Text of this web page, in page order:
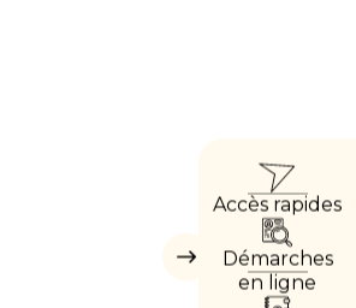
Masquer
Accès rapides
Démarches
en ligne